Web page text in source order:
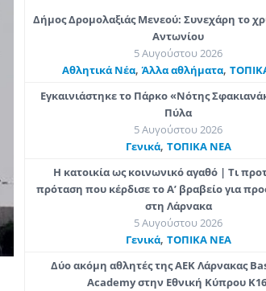
Δήμος Δρομολαξιάς Μενεού: Συνεχάρη το
Αντωνίου
5 Αυγούστου 2026
Αθλητικά Νέα,Άλλα αθλήματα,
Εγκαινιάστηκε το Πάρκο «Νότης
Πύλα
5 Αυγούστου 2026
Γενικά, ΤΟΠΙΚΑ ΝΕΑ
Η κατοικία ως κοινωνικό αγαθό | Τι
πρόταση που κέρδισε το Α’ βραβείο για
στη Λάρνακα
5 Αυγούστου 2026
Γενικά, ΤΟΠΙΚΑ ΝΕΑ
Δύο ακόμη αθλητές της ΑΕΚ Λάρνακας
Academy στην Εθνική Κύπρου